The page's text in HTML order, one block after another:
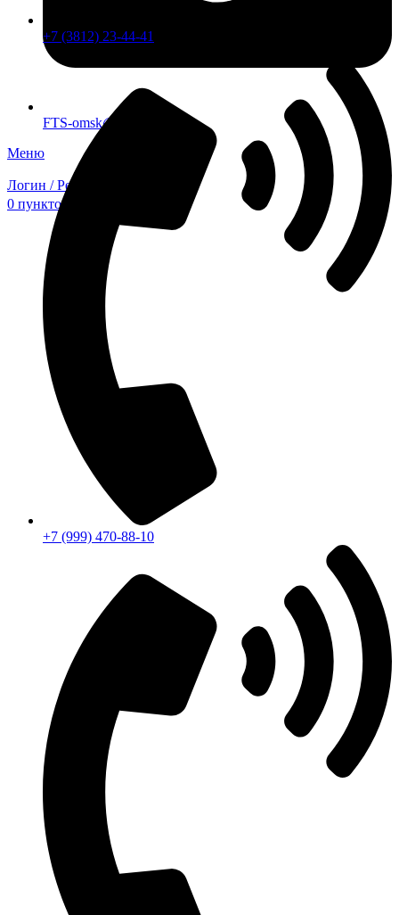
FTS-omsk@mail.ru
Меню
Логин / Регистрация
0 пунктов
+7 (3812) 23-44-41
+7 (999) 470-88-10